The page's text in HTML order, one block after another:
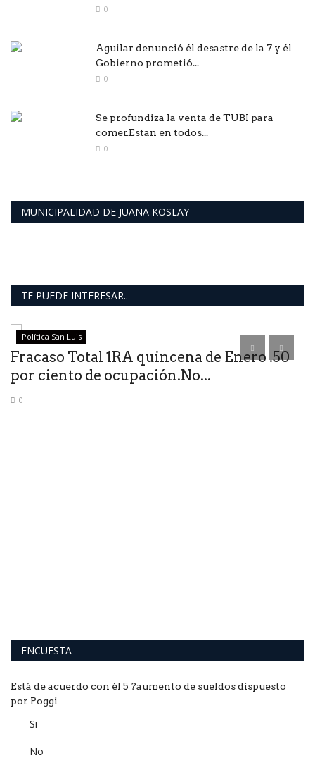
0
Aguilar denunció él desastre de la 7 y él
Gobierno prometió...
0
Se profundiza la venta de TUBI para
comer.Estan en todos...
0
MUNICIPALIDAD DE JUANA KOSLAY
TE PUEDE INTERESAR..
Política San Luis
Fracaso Total 1RA quincena de Enero .50
por ciento de ocupación.No...
0
ENCUESTA
Está de acuerdo con él 5 ?aumento de sueldos dispuesto
por Poggi
Si
No